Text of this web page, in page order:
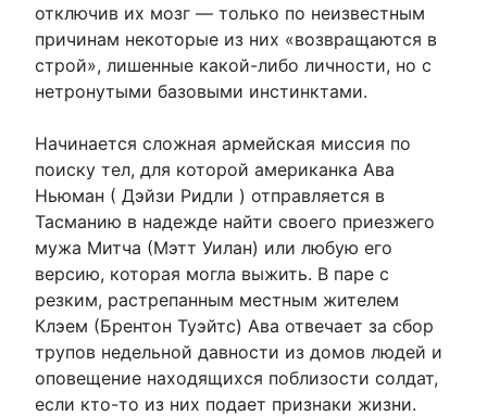
отключив их мозг — только по неизвестным
причинам некоторые из них «возвращаются в
строй», лишенные какой-либо личности, но с
нетронутыми базовыми инстинктами.
Начинается сложная армейская миссия по
поиску тел, для которой американка Ава
Ньюман ( Дэйзи Ридли ) отправляется в
Тасманию в надежде найти своего приезжего
мужа Митча (Мэтт Уилан) или любую его
версию, которая могла выжить. В паре с
резким, растрепанным местным жителем
Клэем (Брентон Туэйтс) Ава отвечает за сбор
трупов недельной давности из домов людей и
оповещение находящихся поблизости солдат,
если кто-то из них подает признаки жизни.